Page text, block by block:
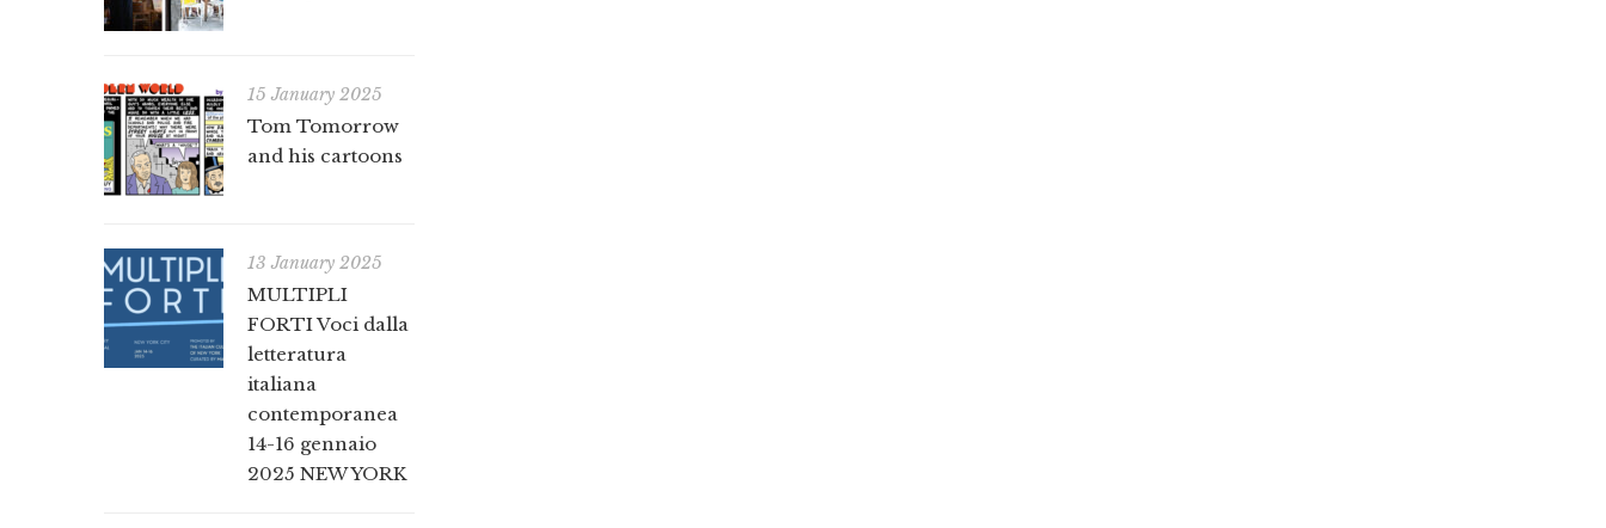
15 January 2025
Tom Tomorrow
and his cartoons
13 January 2025
MULTIPLI
FORTI Voci dalla
letteratura
italiana
contemporanea
14-16 gennaio
2025 NEW YORK